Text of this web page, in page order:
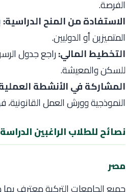
الفرصة.
الاستفادة من المنح الدراسية:
المتميزين أو الدوليين.
التخطيط المالي:راجع جدول
للسكن والمعيشة.
المشاركة في الأنشطة
النموذجية وورش العمل القانونية،
نصائح للطلاب الراغبين
مصر
جميع الجامعات التركية معترف